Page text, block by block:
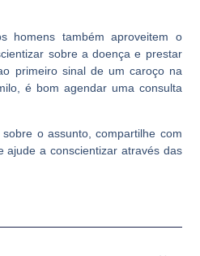
homens também aproveitem o
sobre a doença e prestar
primeiro sinal de um caroço na
é bom agendar uma consulta
o assunto, compartilhe com
ajude a conscientizar através das